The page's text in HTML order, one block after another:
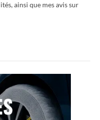
ainsi que mes avis sur